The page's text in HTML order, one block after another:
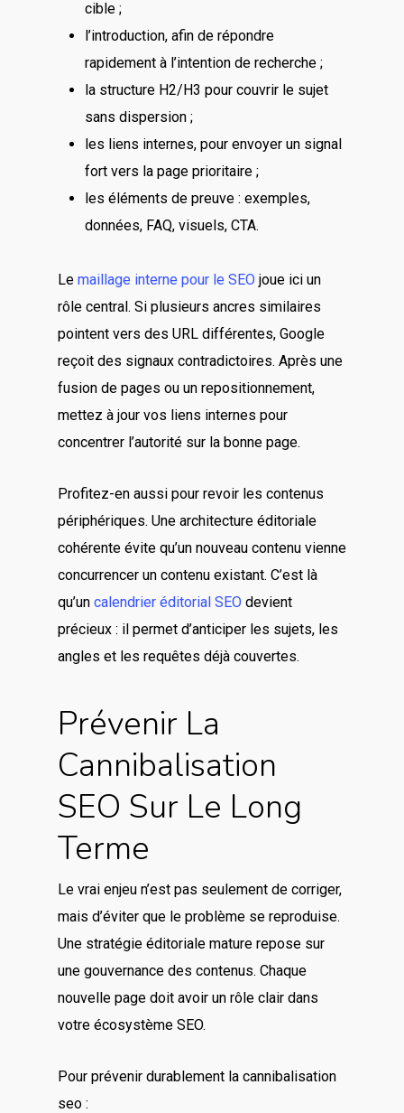
cible ;
l’introduction, afin de répondre
rapidement à l’intention de recherche ;
la structure H2/H3 pour couvrir le sujet
sans dispersion ;
les liens internes, pour envoyer un signal
fort vers la page prioritaire ;
les éléments de preuve : exemples,
données, FAQ, visuels, CTA.
Le maillage interne pour le SEO joue ici un
rôle central. Si plusieurs ancres similaires
pointent vers des URL différentes, Google
reçoit des signaux contradictoires. Après une
fusion de pages ou un repositionnement,
mettez à jour vos liens internes pour
concentrer l’autorité sur la bonne page.
Profitez-en aussi pour revoir les contenus
périphériques. Une architecture éditoriale
cohérente évite qu’un nouveau contenu vienne
concurrencer un contenu existant. C’est là
qu’un calendrier éditorial SEO devient
précieux : il permet d’anticiper les sujets, les
angles et les requêtes déjà couvertes.
Prévenir La
Cannibalisation
SEO Sur Le Long
Terme
Le vrai enjeu n’est pas seulement de corriger,
mais d’éviter que le problème se reproduise.
Une stratégie éditoriale mature repose sur
une gouvernance des contenus. Chaque
nouvelle page doit avoir un rôle clair dans
votre écosystème SEO.
Pour prévenir durablement la cannibalisation
seo :